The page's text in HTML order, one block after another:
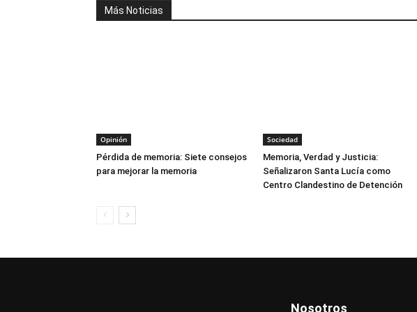
Más Noticias
Opinión
Pérdida de memoria: Siete consejos
para mejorar la memoria
Sociedad
Memoria, Verdad y Justicia:
Señalizaron Santa Lucía como
Centro Clandestino de Detención
Nosotros